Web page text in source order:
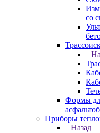
со
Формы
Приборы
Назад